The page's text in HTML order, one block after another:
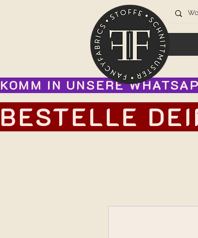
KOMM IN UNSERE
BESTELLE